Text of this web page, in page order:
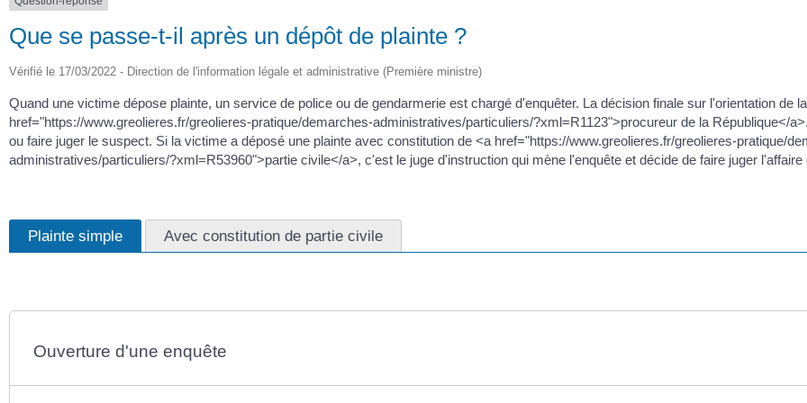
Que se passe-t-il après un dépôt de plainte ?
Vérifié le 17/03/2022 - Direction de l'information légale et administrative (Première ministre)
Quand une victime dépose plainte, un service de police ou de gendarmerie est chargé d'enquêter. La décision finale sur l'orientation de
href="https://www.greolieres.fr/greolieres-pratique/demarches-administratives/particuliers/?xml=R1123">procureur de la République</
ou faire juger le suspect. Si la victime a déposé une plainte avec constitution de <a href="https://www.greolieres.fr/greolieres-pratique/
administratives/particuliers/?xml=R53960">partie civile</a>, c'est le juge d'instruction qui mène l'enquête et décide de faire juger l'affaire
Plainte simple Avec constitution de partie civile
Ouverture d'une enquête